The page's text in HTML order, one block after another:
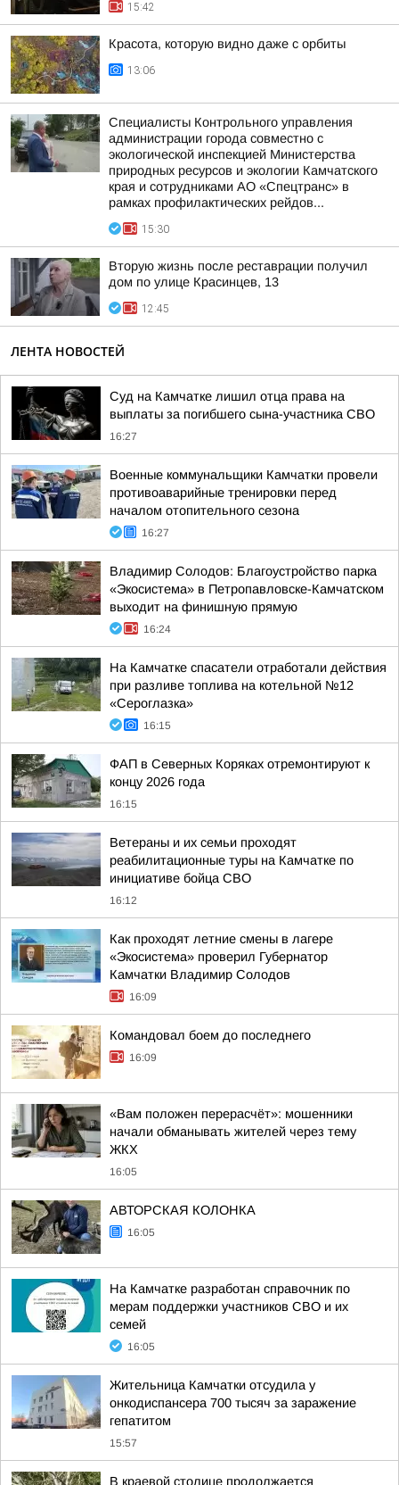
15:42
Красота, которую видно даже с орбиты
13:06
Специалисты Контрольного управления
администрации города совместно с
экологической инспекцией Министерства
природных ресурсов и экологии Камчатского
края и сотрудниками АО «Спецтранс» в
рамках профилактических рейдов...
15:30
Вторую жизнь после реставрации получил
дом по улице Красинцев, 13
12:45
ЛЕНТА НОВОСТЕЙ
Суд на Камчатке лишил отца права на
выплаты за погибшего сына-участника СВО
16:27
Военные коммунальщики Камчатки провели
противоаварийные тренировки перед
началом отопительного сезона
16:27
Владимир Солодов: Благоустройство парка
«Экосистема» в Петропавловске-Камчатском
выходит на финишную прямую
16:24
На Камчатке спасатели отработали действия
при разливе топлива на котельной №12
«Сероглазка»
16:15
ФАП в Северных Коряках отремонтируют к
концу 2026 года
16:15
Ветераны и их семьи проходят
реабилитационные туры на Камчатке по
инициативе бойца СВО
16:12
Как проходят летние смены в лагере
«Экосистема» проверил Губернатор
Камчатки Владимир Солодов
16:09
Командовал боем до последнего
16:09
«Вам положен перерасчёт»: мошенники
начали обманывать жителей через тему
ЖКХ
16:05
АВТОРСКАЯ КОЛОНКА
16:05
На Камчатке разработан справочник по
мерам поддержки участников СВО и их
семей
16:05
Жительница Камчатки отсудила у
онкодиспансера 700 тысяч за заражение
гепатитом
15:57
В краевой столице продолжается